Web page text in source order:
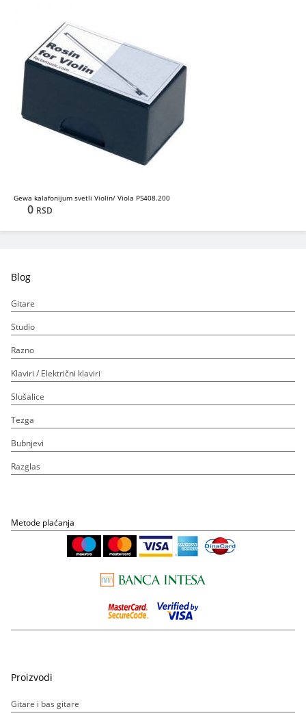
Gewa kalafonijum svetli Violin/ Viola PS408.200
0 RSD
Blog
Gitare
Studio
Razno
Klaviri / Električni klaviri
Slušalice
Tezga
Bubnjevi
Razglas
Metode plaćanja
Proizvodi
Gitare i bas gitare